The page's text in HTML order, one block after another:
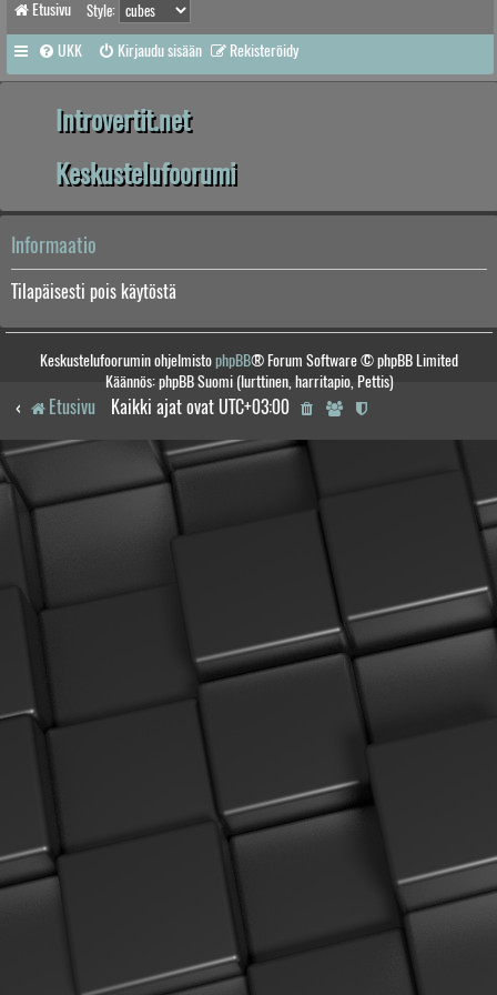
Etusivu Style:
UKK Kirjaudu sisään Rekisteröidy
Introvertit.net
Keskustelufoorumi
Informaatio
Tilapäisesti pois käytöstä
Keskustelufoorumin ohjelmistophpBB® Forum Software © phpBB Limited
Käännös: phpBB Suomi (lurttinen, harritapio, Pettis)
Etusivu Kaikki ajat ovat UTC+03:00